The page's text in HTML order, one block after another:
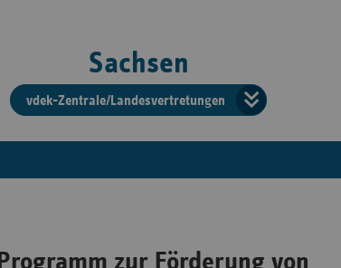
Sachsen
vdek-Zentrale/Landesvertretungen
der
Programm zur Förderung von